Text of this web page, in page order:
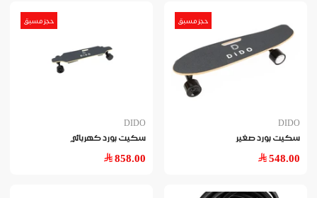
حجز مسبق
DIDO
سكيت بورد صغير
548.00
حجز مسبق
DIDO
سكيت بورد كهربائي
858.00